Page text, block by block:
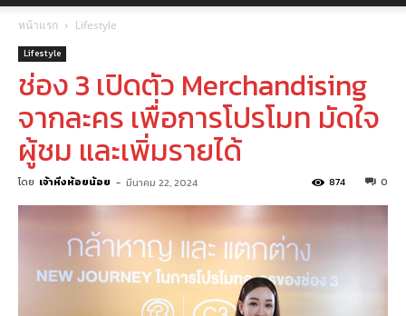
หน้าแรก Lifestyle
Lifestyle
ช่อง 3 เปิดตัว Merchandising
จากละคร เพื่อการโปรโมท มัดใจ
ผู้ชม และเพิ่มรายได้
โดย เจ้าหิ่งห้อยน้อย - มีนาคม 22, 2024 0
874